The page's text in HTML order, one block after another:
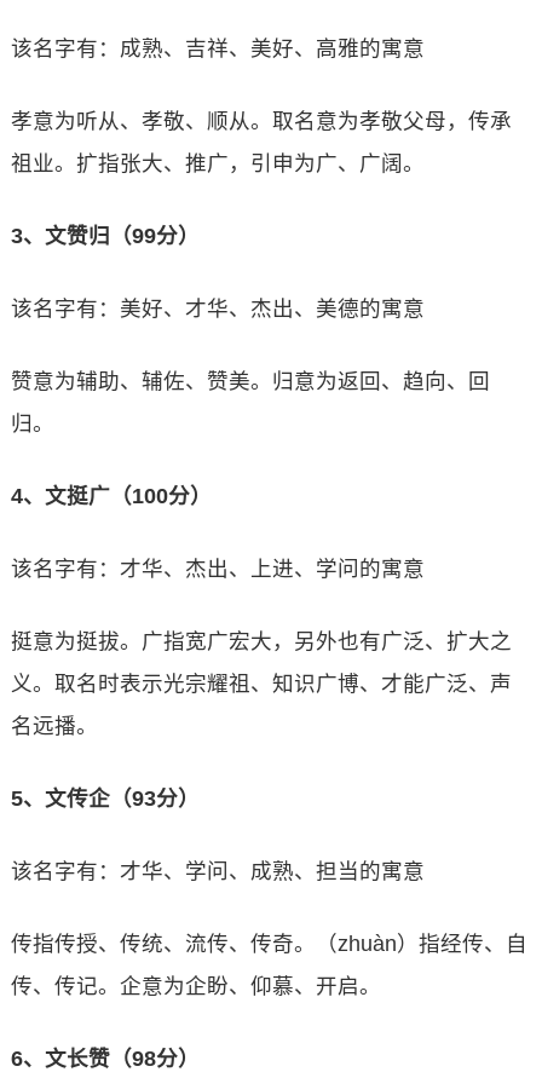
该名字有：成熟、吉祥、美好、高雅的寓意
孝意为听从、孝敬、顺从。取名意为孝敬父母，传承
祖业。扩指张大、推广，引申为广、广阔。
3、文赞归（99分）
该名字有：美好、才华、杰出、美德的寓意
赞意为辅助、辅佐、赞美。归意为返回、趋向、回
归。
4、文挺广（100分）
该名字有：才华、杰出、上进、学问的寓意
挺意为挺拔。广指宽广宏大，另外也有广泛、扩大之
义。取名时表示光宗耀祖、知识广博、才能广泛、声
名远播。
5、文传企（93分）
该名字有：才华、学问、成熟、担当的寓意
传指传授、传统、流传、传奇。（zhuàn）指经传、自
传、传记。企意为企盼、仰慕、开启。
6、文长赞（98分）